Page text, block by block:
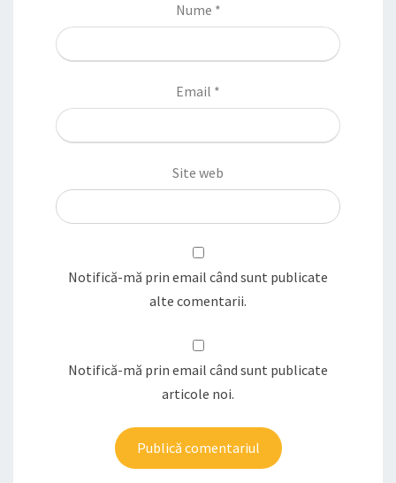
Nume *
Email *
Site web
Notifică-mă prin email când sunt publicate
alte comentarii.
Notifică-mă prin email când sunt publicate
articole noi.